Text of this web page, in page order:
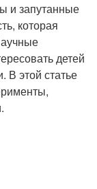
и запутанные
которая
детей
В этой статье